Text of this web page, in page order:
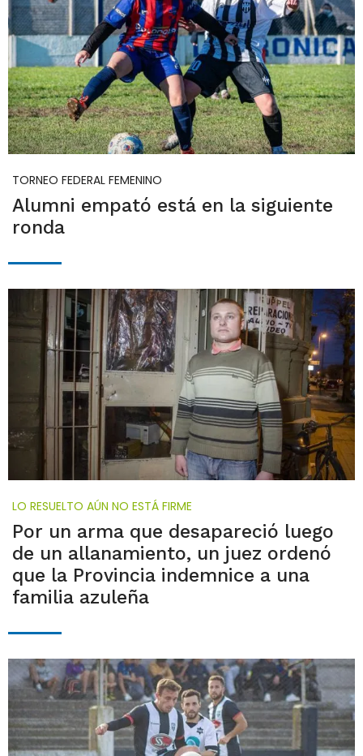
TORNEO FEDERAL FEMENINO
Alumni empató está en la siguiente
ronda
LO RESUELTO AÚN NO ESTÁ FIRME
Por un arma que desapareció luego
de un allanamiento, un juez ordenó
que la Provincia indemnice a una
familia azuleña